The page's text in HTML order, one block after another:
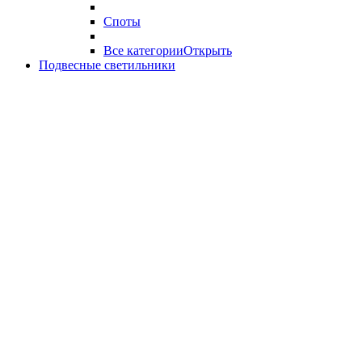
Споты
Все категорииОткрыть
Подвесные светильники